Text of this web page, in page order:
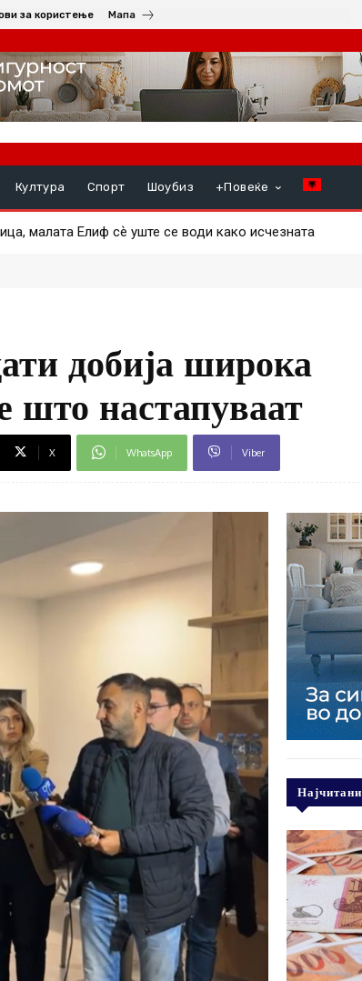
за користење Мапа
Култура Спорт Шоубиз +Повеќе
малата Елиф сѐ уште се води како исчезната
Бугарија
добија широка
што настапуваат
X WhatsApp Viber
Најчитани